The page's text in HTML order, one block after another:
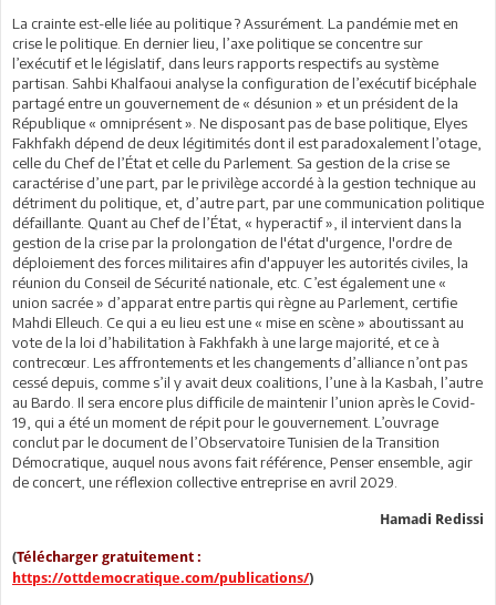
La crainte est-elle liée au politique ? Assurément. La pandémie met en
crise le politique. En dernier lieu, l’axe politique se concentre sur
l’exécutif et le législatif, dans leurs rapports respectifs au système
partisan. Sahbi Khalfaoui analyse la configuration de l’exécutif bicéphale
partagé entre un gouvernement de « désunion » et un président de la
République « omniprésent ». Ne disposant pas de base politique, Elyes
Fakhfakh dépend de deux légitimités dont il est paradoxalement l’otage,
celle du Chef de l’État et celle du Parlement. Sa gestion de la crise se
caractérise d’une part, par le privilège accordé à la gestion technique au
détriment du politique, et, d’autre part, par une communication politique
défaillante. Quant au Chef de l’État, « hyperactif », il intervient dans la
gestion de la crise par la prolongation de l'état d'urgence, l'ordre de
déploiement des forces militaires afin d'appuyer les autorités civiles, la
réunion du Conseil de Sécurité nationale, etc. C’est également une «
union sacrée » d’apparat entre partis qui règne au Parlement, certifie
Mahdi Elleuch. Ce qui a eu lieu est une « mise en scène » aboutissant au
vote de la loi d’habilitation à Fakhfakh à une large majorité, et ce à
contrecœur. Les affrontements et les changements d’alliance n’ont pas
cessé depuis, comme s’il y avait deux coalitions, l’une à la Kasbah, l’autre
au Bardo. Il sera encore plus difficile de maintenir l’union après le Covid-
19, qui a été un moment de répit pour le gouvernement. L’ouvrage
conclut par le document de l’Observatoire Tunisien de la Transition
Démocratique, auquel nous avons fait référence, Penser ensemble, agir
de concert, une réflexion collective entreprise en avril 2029.
Hamadi Redissi
(Télécharger gratuitement :
https://ottdemocratique.com/publications/)